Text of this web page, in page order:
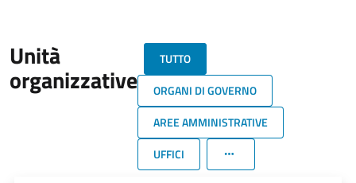
Unità
organizzative
TUTTO
ORGANI DI GOVERNO
AREE AMMINISTRATIVE
UFFICI